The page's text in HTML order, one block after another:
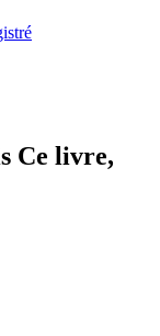
Ce livre,